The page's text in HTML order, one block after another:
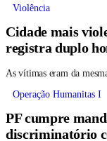
Violência
Cidade mais
registra duplo
As vítimas eram da
Operação Humanitas I
PF cumpre
discriminatório